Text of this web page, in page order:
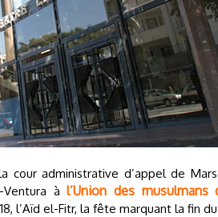
cour administrative d’appel de
Ventura àl’Union des musulmans
l’Aïd el-Fitr, la fête marquant la fin